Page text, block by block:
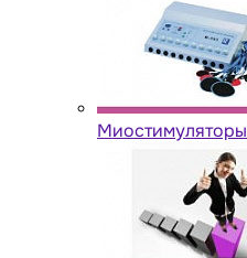
Миостимуляторы